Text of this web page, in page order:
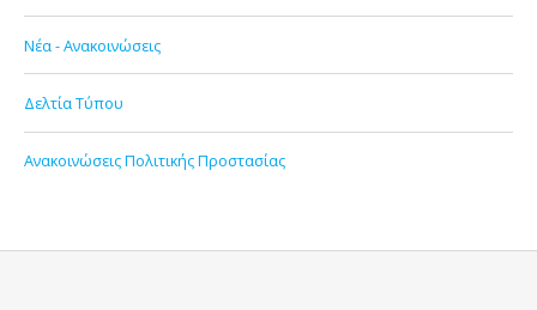
Νέα - Ανακοινώσεις
Δελτία Τύπου
Ανακοινώσεις Πολιτικής Προστασίας